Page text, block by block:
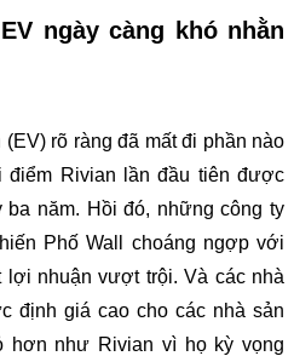
ngày càng khó nhằn
rõ ràng đã mất đi phần nào
Rivian lần đầu tiên được
năm. Hồi đó, những công ty
Phố Wall choáng ngợp với
nhuận vượt trội. Và các nhà
định giá cao cho các nhà sản
hơn như Rivian vì họ kỳ vọng